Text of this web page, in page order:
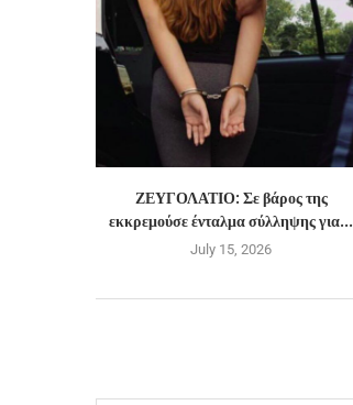
ΖΕΥΓΟΛΑΤΙΟ: Σε βάρος της
εκκρεμούσε ένταλμα σύλληψης για...
July 15, 2026